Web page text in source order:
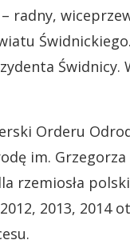
radny,
Świdnicy.
Orderu
im.
rzemiosła
2013, 2014